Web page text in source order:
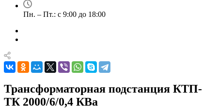
Пн. – Пт.: с 9:00 до 18:00
Трансформаторная подстанция КТП-
ТК 2000/6/0,4 КВа